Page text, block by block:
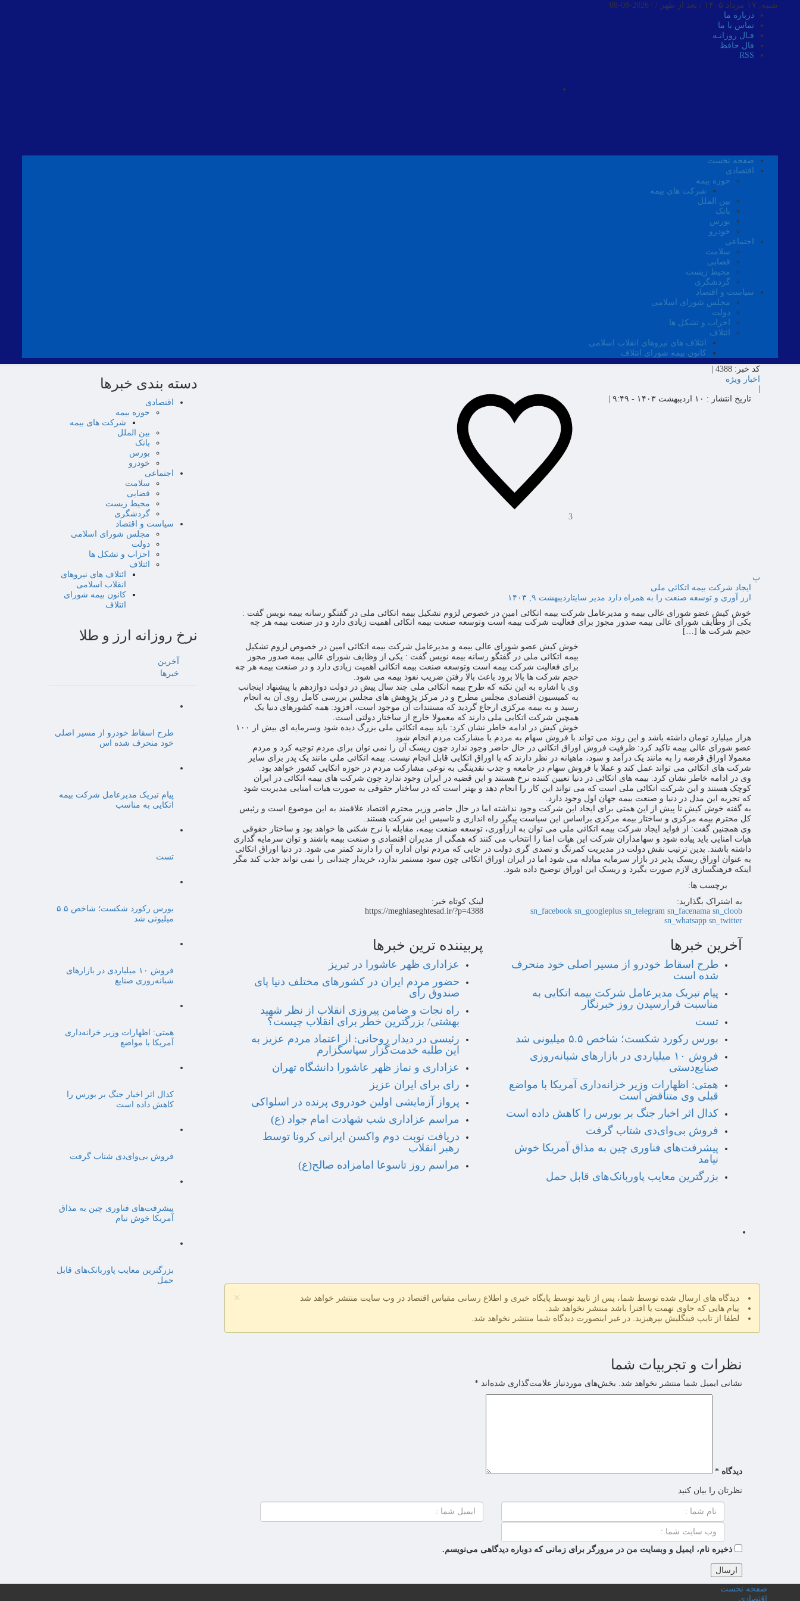
شنبه, ۱۷ مرداد ۱۴۰۵ / بعد از ظهر /
2026-08-08
درباره ما
تماس با ما
فـال روزانـه
فال حافظ
RSS
صفحه نخست
اقتصادی
حوزه بیمه
شرکت های بیمه
بین الملل
بانک
بورس
خودرو
اجتماعی
سلامت
قضایی
محیط زیست
گردشگری
سیاست و اقتصاد
مجلس شورای اسلامی
دولت
احزاب و تشکل ها
ائتلاف
ائتلاف های نیروهای انقلاب اسلامی
کانون بیمه شورای ائتلاف
کد خبر: 4388 |
اخبار ویژه
تاریخ انتشار : ۱۰ اردیبهشت ۱۴۰۳ - ۹:۴۹ |
3
پ
ایجاد شرکت بیمه اتکائی ملی
ارز آوری و توسعه صنعت را به همراه دارد مدیر سایتاردیبهشت ۹, ۱۴۰۳
خوش کیش عضو شورای عالی بیمه و مدیرعامل شرکت بیمه اتکائی امین در خصوص لزوم تشکیل بیمه اتکائی ملی در گفتگو رسانه بیمه نویس گفت :
یکی از وظایف شورای عالی بیمه صدور مجوز برای فعالیت شرکت بیمه است وتوسعه صنعت بیمه اتکائی اهمیت زیادی دارد و در صنعت بیمه هر چه
حجم شرکت ها […]
خوش کیش عضو شورای عالی بیمه و مدیرعامل شرکت بیمه اتکائی امین در خصوص لزوم تشکیل
بیمه اتکائی ملی در گفتگو رسانه بیمه نویس گفت : یکی از وظایف شورای عالی بیمه صدور مجوز
برای فعالیت شرکت بیمه است وتوسعه صنعت بیمه اتکائی اهمیت زیادی دارد و در صنعت بیمه هر چه
حجم شرکت ها بالا برود باعث بالا رفتن ضریب نفوذ بیمه می شود.
وی با اشاره به این نکته که طرح بیمه اتکائی ملی چند سال پیش در دولت دوازدهم با پیشنهاد اینجانب
به کمیسیون اقتصادی مجلس مطرح و در مرکز پژوهش های مجلس بررسی کامل روی آن به انجام
رسید و به بیمه مرکزی ارجاع گردید که مستندات آن موجود است، افزود: همه کشورهای دنیا یک
همچین شرکت اتکایی ملی دارند که معمولا خارج از ساختار دولتی است.
خوش کیش در ادامه خاطر نشان کرد: باید بیمه اتکائی ملی بزرگ دیده شود وسرمایه ای بیش از ۱۰۰
هزار میلیارد تومان داشته باشد و این روند می تواند با فروش سهام به مردم با مشارکت مردم انجام شود.
عضو شورای عالی بیمه تاکید کرد: ظرفیت فروش اوراق اتکائی در حال حاضر وجود ندارد چون ریسک آن را نمی توان برای مردم توجیه کرد و مردم
معمولا اوراق قرضه را به مانند یک درآمد و سود، ماهیانه در نظر دارند که با اوراق اتکایی قابل انجام نیست. بیمه اتکائی ملی مانند یک پدر برای سایر
شرکت های اتکائی می تواند عمل کند و عملا با فروش سهام در جامعه و جذب نقدینگی به نوعی مشارکت مردم در حوزه اتکایی کشور خواهد بود.
وی در ادامه خاطر نشان کرد: بیمه های اتکائی در دنیا تعیین کننده نرخ هستند و این قضیه در ایران وجود ندارد چون شرکت های بیمه اتکائی در ایران
کوچک هستند و این شرکت اتکائی ملی است که می تواند این کار را انجام دهد و بهتر است که در ساختار حقوقی به صورت هیات امنایی مدیریت شود
که تجربه این مدل در دنیا و صنعت بیمه جهان اول وجود دارد.
به گفته خوش کیش تا پیش از این همتی برای ایجاد این شرکت وجود نداشته اما در حال حاضر وزیر محترم اقتصاد علاقمند به این موضوع است و رئیس
کل محترم بیمه مرکزی و ساختار بیمه مرکزی براساس این سیاست پیگیر راه اندازی و تاسیس این شرکت هستند.
وی همچنین گفت: از فواید ایجاد شرکت بیمه اتکائی ملی می توان به ارزآوری، توسعه صنعت بیمه، مقابله با نرخ شکنی ها خواهد بود و ساختار حقوقی
هیات امنایی باید پیاده شود و سهامداران شرکت این هیات امنا را انتخاب می کنند که همگی از مدیران اقتصادی و صنعت بیمه باشند و توان سرمایه گذاری
داشته باشند. بدین ترتیب نقش دولت در مدیریت کمرنگ و تصدی گری دولت در جایی که مردم توان اداره آن را دارند کمتر می شود. در دنیا اوراق اتکائی
به عنوان اوراق ریسک پذیر در بازار سرمایه مبادله می شود اما در ایران اوراق اتکائی چون سود مستمر ندارد، خریدار چندانی را نمی تواند جذب کند مگر
اینکه فرهنگسازی لازم صورت بگیرد و ریسک این اوراق توضیح داده شود.
برچسب ها:
به اشتراک بگذارید:
sn_facebook sn_googleplus sn_telegram sn_facenama sn_cloob
sn_whatsapp sn_twitter
لینک کوتاه خبر:
https://meghiaseghtesad.ir/?p=4388
آخرین خبرها
طرح اسقاط خودرو از مسیر اصلی خود منحرف
شده است
پیام تبریک مدیرعامل شرکت بیمه اتکایی به
مناسبت فرارسیدن روز خبرنگار
تست
بورس رکورد شکست؛ شاخص ۵.۵ میلیونی شد
فروش ۱۰ میلیاردی در بازارهای شبانه‌روزی
صنایع‌دستی
همتی: اظهارات وزیر خزانه‌داری آمریکا با مواضع
قبلی وی متناقض است
کدال اثر اخبار جنگ بر بورس را کاهش داده است
فروش بی‌وای‌دی شتاب گرفت
پیشرفت‌های فناوری چین به مذاق آمریکا خوش
نیامد
بزرگترین معایب پاوربانک‌های قابل حمل
پربیننده ترین خبرها
عزاداری ظهر عاشورا در تبریز
حضور مردم ایران در کشورهای مختلف دنیا پای
صندوق رأی
راه نجات و ضامن پیروزی انقلاب از نظر شهید
بهشتی/ بزرگترین خطر برای انقلاب چیست؟
رئیسی در دیدار روحانی: از اعتماد مردم عزیز به
این طلبه خدمت‌گزار سپاسگزارم
عزاداری و نماز ظهر عاشورا دانشگاه تهران
رای برای ایران عزیز
پرواز آزمایشی اولین خودروی پرنده در اسلواکی
مراسم عزاداری شب شهادت امام جواد (ع)
دریافت نوبت دوم واکسن ایرانی کرونا توسط
رهبر انقلاب
مراسم روز تاسوعا امامزاده صالح(ع)
×
دیدگاه های ارسال شده توسط شما، پس از تایید توسط پایگاه خبری و اطلاع رسانی مقیاس اقتصاد در وب سایت منتشر خواهد شد
پیام هایی که حاوی تهمت یا افترا باشد منتشر نخواهد شد.
لطفا از تایپ فینگلیش بپرهیزید. در غیر اینصورت دیدگاه شما منتشر نخواهد شد.
نظرات و تجربیات شما
نشانی ایمیل شما منتشر نخواهد شد. بخش‌های موردنیاز علامت‌گذاری شده‌اند *
دیدگاه *
نظرتان را بیان کنید
ذخیره نام، ایمیل و وبسایت من در مرورگر برای زمانی که دوباره دیدگاهی می‌نویسم.
دسته بندی خبرها
اقتصادی
حوزه بیمه
شرکت های بیمه
بین الملل
بانک
بورس
خودرو
اجتماعی
سلامت
قضایی
محیط زیست
گردشگری
سیاست و اقتصاد
مجلس شورای اسلامی
دولت
احزاب و تشکل ها
ائتلاف
ائتلاف های نیروهای
انقلاب اسلامی
کانون بیمه شورای
ائتلاف
نرخ روزانه ارز و طلا
آخرین
خبرها
طرح اسقاط خودرو از مسیر اصلی
خود منحرف شده اس
پیام تبریک مدیرعامل شرکت بیمه
اتکایی به مناسب
تست
بورس رکورد شکست؛ شاخص ۵.۵
میلیونی شد
فروش ۱۰ میلیاردی در بازارهای
شبانه‌روزی صنایع
همتی: اظهارات وزیر خزانه‌داری
آمریکا با مواضع
کدال اثر اخبار جنگ بر بورس را
کاهش داده است
فروش بی‌وای‌دی شتاب گرفت
پیشرفت‌های فناوری چین به مذاق
آمریکا خوش نیام
بزرگترین معایب پاوربانک‌های قابل
حمل
صفحه نخست
اقتصادی